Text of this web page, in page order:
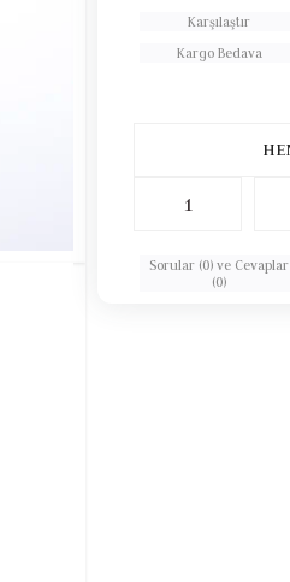
Karşılaştır
Kargo Bedava
Sorular (0) ve Cevaplar
(0)